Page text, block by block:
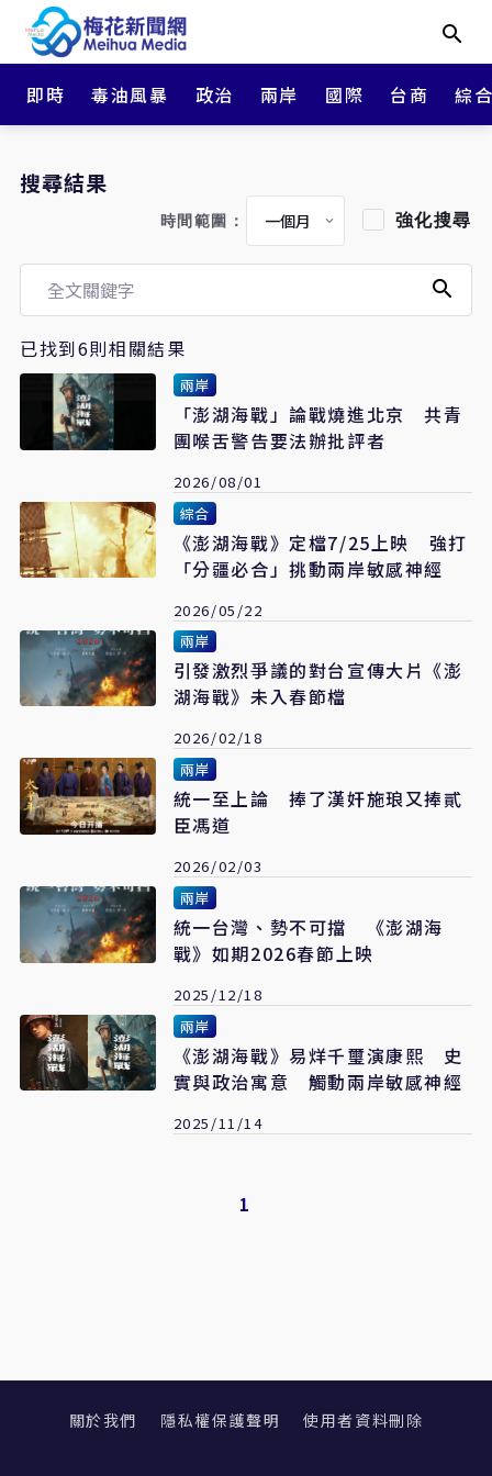
即時 毒油風暴 政治 兩岸 國際 台商 綜
搜尋結果
時間範圍： 強化搜尋
已找到6則相關結果
兩岸
「澎湖海戰」論戰燒進北京 共青
團喉舌警告要法辦批評者
2026/08/01
綜合
《澎湖海戰》定檔7/25上映 強打
「分疆必合」挑動兩岸敏感神經
2026/05/22
兩岸
引發激烈爭議的對台宣傳大片《澎
湖海戰》未入春節檔
2026/02/18
兩岸
統一至上論 捧了漢奸施琅又捧貳
臣馮道
2026/02/03
兩岸
統一台灣、勢不可擋 《澎湖海
戰》如期2026春節上映
2025/12/18
兩岸
《澎湖海戰》易烊千璽演康熙 史
實與政治寓意 觸動兩岸敏感神經
2025/11/14
1
關於我們 隱私權保護聲明 使用者資料刪除